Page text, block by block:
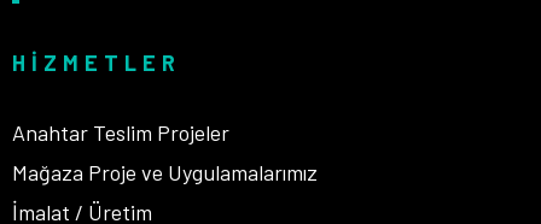
HIZMETLER
Anahtar Teslim Projeler
Mağaza Proje ve Uygulamalarımız
İmalat / Üretim